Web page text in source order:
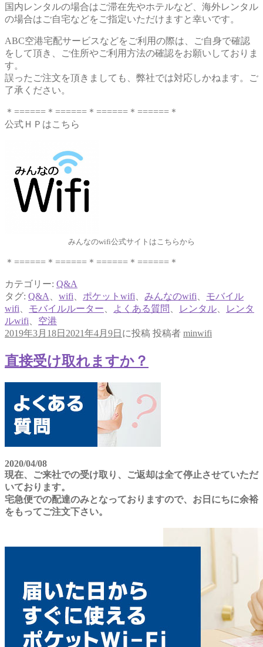
国内レンタルの場合はご滞在先やホテルなど、海外レンタル
の場合はご自宅などをご指定いただけますと幸いです。
ABC空港宅配サービスなどをご利用の際は、ご自身で確認
をして頂き、ご住所やご利用方法の確認をお願いしておりま
す。
誤ったご注文を頂きましても、弊社では対応しかねます。ご
了承ください。
＊======＊======＊======＊======＊
公式ＨＰはこちら
みんなのwifi公式サイトはこちらから
＊======＊======＊======＊======＊
カテゴリー: Q&A
タグ: Q&A wifi ポケットwifi みんなのwifi
モバイル
wifi
モバイルルーター よくある質問 レンタル
レンタ
ルwifi
空港
2019年3月18日 2021年4月9日 に投稿 投稿者 minwifi
直接受け取れますか？
2020/04/08
現在、ご来社での受け取り、ご返却は全て停止させていただ
いております。
宅急便での配達のみとなっておりますので、お日にちに余裕
をもってご注文下さい。